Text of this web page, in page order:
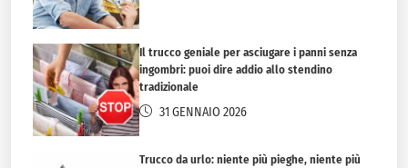
Il trucco geniale per asciugare i panni senza
ingombri: puoi dire addio allo stendino
tradizionale
31 GENNAIO 2026
Trucco da urlo: niente più pieghe, niente più